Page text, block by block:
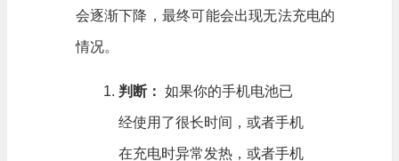
会逐渐下降，最终可能会出现无法充电的
情况。
判断： 如果你的手机电池已
经使用了很长时间，或者手机
在充电时异常发热，或者手机